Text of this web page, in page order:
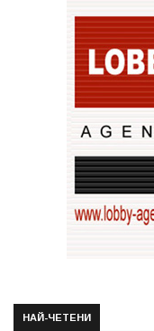
НАЙ-ЧЕТЕНИ